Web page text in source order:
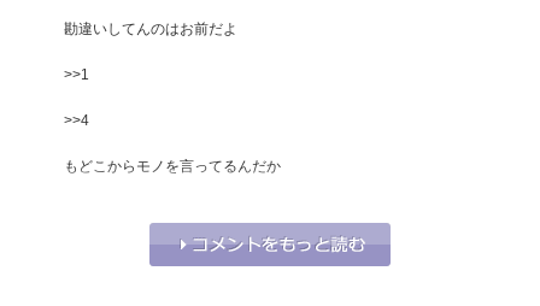
勘違いしてんのはお前だよ
>>1
>>4
もどこからモノを言ってるんだか
16 うーん… 1